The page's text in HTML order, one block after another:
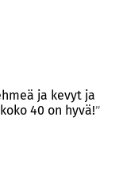
ja kevyt ja
40 on hyvä!